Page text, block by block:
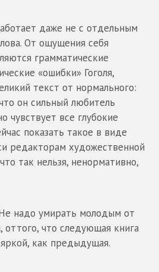
даже не с отдельным
От ощущения себя
грамматические
«ошибки» Гоголя,
текст от нормального:
он сильный любитель
чувствует все глубокие
показать такое в виде
редакторам художественной
так нельзя, ненормативно,
надо умирать молодым от
оттого, что следующая книга
как предыдущая.